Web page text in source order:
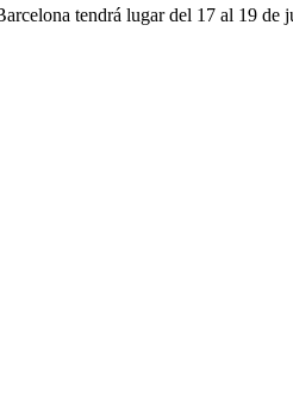
tendrá lugar del 17 al 19 de